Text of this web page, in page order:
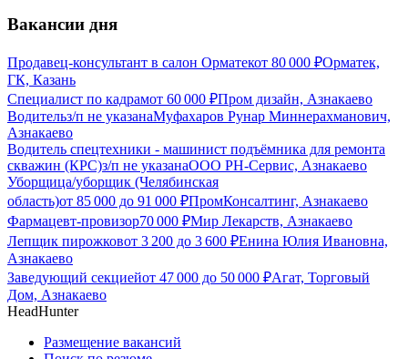
Вакансии дня
Продавец-консультант в салон Орматекот 80 000 ₽Орматек,
ГК, Казань
Специалист по кадрамот 60 000 ₽Пром дизайн, Азнакаево
Водительз/п не указанаМуфахаров Рунар Миннерахманович,
Азнакаево
Водитель спецтехники - машинист подъёмника для ремонта
скважин (КРС)з/п не указанаООО РН-Сервис, Азнакаево
Уборщица/уборщик (Челябинская
область)от 85 000 до 91 000 ₽ПромКонсалтинг, Азнакаево
Фармацевт-провизор70 000 ₽Мир Лекарств, Азнакаево
Лепщик пирожковот 3 200 до 3 600 ₽Енина Юлия Ивановна,
Азнакаево
Заведующий секциейот 47 000 до 50 000 ₽Агат, Торговый
Дом, Азнакаево
HeadHunter
Размещение вакансий